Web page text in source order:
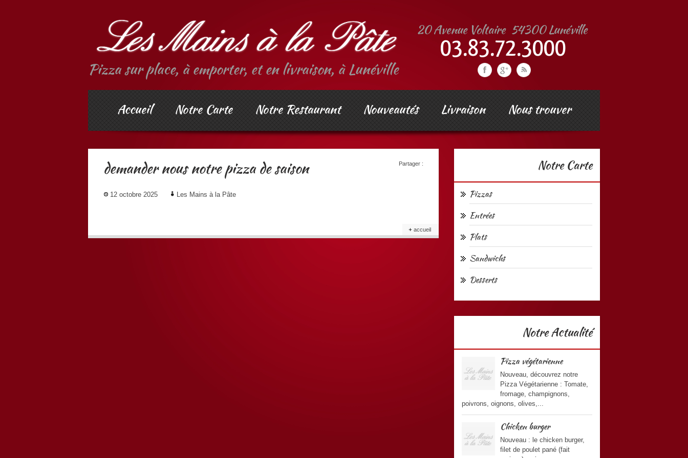
Pizza sur place, à emporter, et en livraison, à Lunéville
Accueil Notre Carte Notre Restaurant Nouveautés Livraison Nous trouver
Partager :
demander nous notre pizza de saison
12 octobre 2025 Les Mains à la Pâte
accueil
Notre Carte
Pizzas
Entrées
Plats
Sandwichs
Desserts
Notre Actualité
Pizza végétarienne
Nouveau, découvrez notre
Pizza Végétarienne : Tomate,
fromage, champignons,
poivrons, oignons, olives,...
Chicken burger
Nouveau : le chicken burger,
filet de poulet pané (fait